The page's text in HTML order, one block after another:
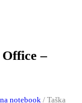
–
notebook / Taška